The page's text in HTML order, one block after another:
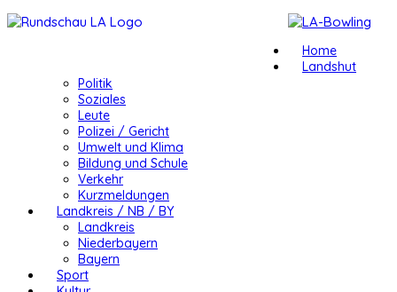
Home
Landshut
Politik
Soziales
Leute
Polizei / Gericht
Umwelt und Klima
Bildung und Schule
Verkehr
Kurzmeldungen
Landkreis / NB / BY
Landkreis
Niederbayern
Bayern
Sport